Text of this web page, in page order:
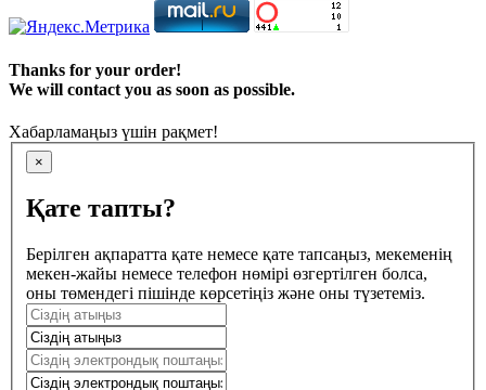
Thanks for your order!
We will contact you as soon as possible.
Хабарламаңыз үшін рақмет!
×
Қате тапты?
Берілген ақпаратта қате немесе қате тапсаңыз, мекеменің
мекен-жайы немесе телефон нөмірі өзгертілген болса,
оны төмендегі пішінде көрсетіңіз және оны түзетеміз.